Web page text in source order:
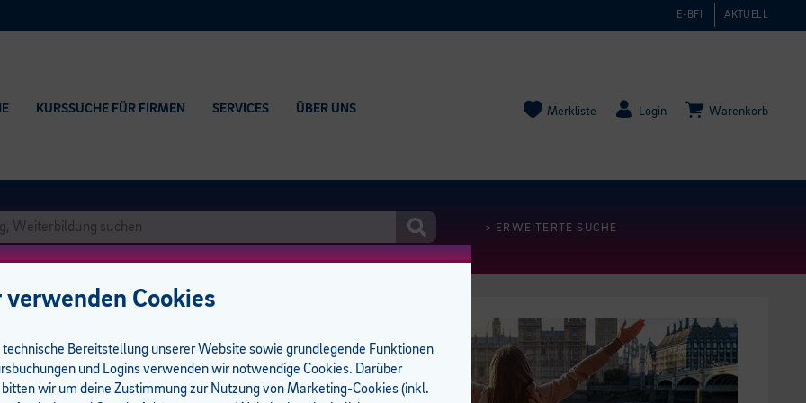
E-BFI AKTUELL
KURSSUCHE FÜR FIRMEN SERVICES ÜBER UNS Merkliste Login Warenkorb
> ERWEITERTE SUCHE
Cookies
technische Bereitstellung unserer Website sowie grundlegende Funktionen
und Logins verwenden wir notwendige Cookies. Darüber
bitten wir um deine Zustimmung zur Nutzung von Marketing-Cookies (inkl.